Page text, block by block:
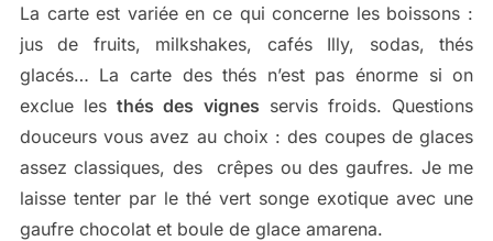
La carte est variée en ce qui concerne les boissons :
jus de fruits, milkshakes, cafés Illy, sodas, thés
glacés… La carte des thés n’est pas énorme si on
exclue lesthés des vignes servis froids. Questions
douceurs vous avez au choix : des coupes de glaces
assez classiques, des crêpes ou des gaufres. Je me
laisse tenter par le thé vert songe exotique avec une
gaufre chocolat et boule de glace amarena.